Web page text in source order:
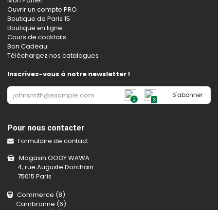
Ouvrir un compte PRO
Boutique de Paris 15
Boutique en ligne
Cours de cocktails
Bon Cadeau
Téléchargez nos catalogues
Inscrivez-vous à notre newsletter !
2 3
S'abonner
Pour nous contacter
Formulaire de contact
Magasin OOGY WAWA
4, rue Auguste Dorchain
75015 Paris
Commerce (8)
Cambronne (6)